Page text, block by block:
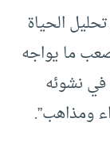
الحياة
ما يواجه
في نشوئه
ومذاهب”.